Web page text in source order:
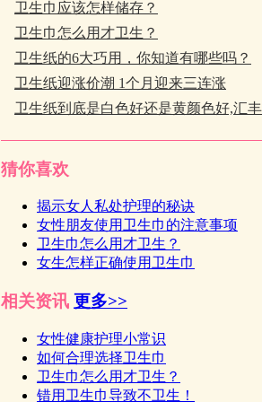
卫生巾应该怎样储存？
卫生巾怎么用才卫生？
卫生纸的6大巧用，你知道有哪些吗？
卫生纸迎涨价潮 1个月迎来三连涨
卫生纸到底是白色好还是黄颜色好,汇
猜你喜欢
揭示女人私处护理的秘诀
女性朋友使用卫生巾的注意事项
卫生巾怎么用才卫生？
女生怎样正确使用卫生巾
相关资讯 更多>>
女性健康护理小常识
如何合理选择卫生巾
卫生巾怎么用才卫生？
错用卫生巾导致不卫生！